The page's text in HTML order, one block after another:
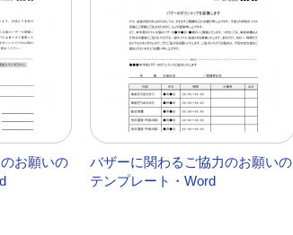
お願いの
バザーに関わるご協力のお願いの
テンプレート・Word